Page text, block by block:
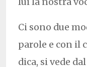
Ci sono due
parole e con il
dica, si vede